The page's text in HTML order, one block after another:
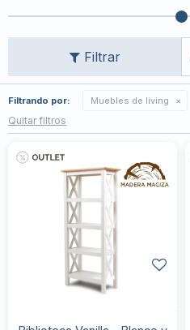
Filtrando por: Muebles de living
Quitar filtros